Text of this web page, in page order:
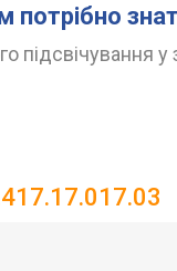
підсвічування